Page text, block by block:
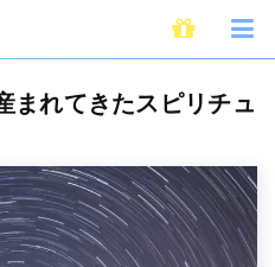
むじ2つで産まれてきたスピリチュアル
まれてきたスピリチュ